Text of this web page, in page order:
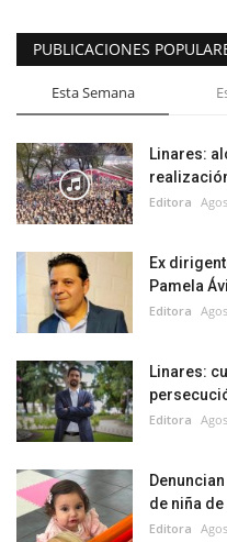
PUBLICACIONES
Esta Semana
Linares:
Editora
Ex
Pamela
Editora
Linares:
Editora
de niña de
Editora